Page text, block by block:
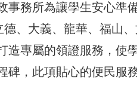
事務所為讓學生安心準
、大義、龍華、福山
造專屬的領證服務，使
碑，此項貼心的便民服